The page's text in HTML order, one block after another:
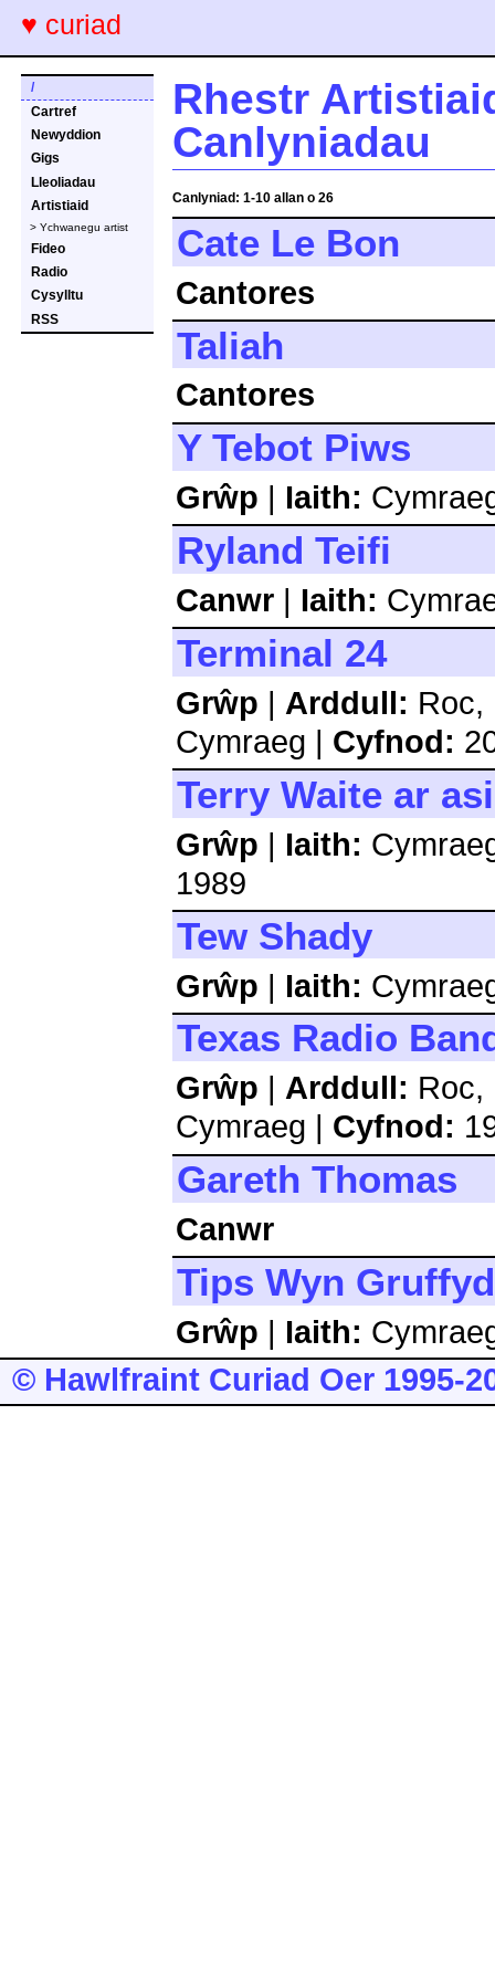
♥ curiad
/
Cartref
Newyddion
Gigs
Lleoliadau
Artistiaid
> Ychwanegu artist
Fideo
Radio
Cysylltu
RSS
Rhestr
Canlyniadau
Canlyniad: 1-10 allan o 26
Cate Le Bon
Cantores
Taliah
Cantores
Y Tebot Piws
Grŵp | Iaith:
Ryland Teifi
Canwr | Iaith:
Terminal 24
Grŵp | Arddull:
Cymraeg | Cyfnod:
Terry Waite ar
Grŵp | Iaith:
1989
Tew Shady
Grŵp | Iaith:
Texas Radio
Grŵp | Arddull:
Cymraeg | Cyfnod:
Gareth Thomas
Canwr
Tips Wyn
Grŵp | Iaith:
© Hawlfraint Curiad Oer 1995-